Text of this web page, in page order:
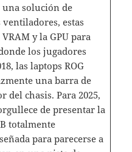
una solución de
estas
y la GPU para
los jugadores
las laptops ROG
una barra de
del chasis. Para 2025,
de presentar la
totalmente
para parecerse a